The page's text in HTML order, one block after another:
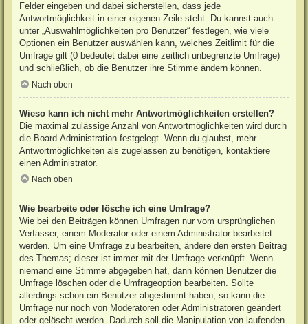
Felder eingeben und dabei sicherstellen, dass jede
Antwortmöglichkeit in einer eigenen Zeile steht. Du kannst auch
unter „Auswahlmöglichkeiten pro Benutzer“ festlegen, wie viele
Optionen ein Benutzer auswählen kann, welches Zeitlimit für die
Umfrage gilt (0 bedeutet dabei eine zeitlich unbegrenzte Umfrage)
und schließlich, ob die Benutzer ihre Stimme ändern können.
Nach oben
Wieso kann ich nicht mehr Antwortmöglichkeiten erstellen?
Die maximal zulässige Anzahl von Antwortmöglichkeiten wird durch
die Board-Administration festgelegt. Wenn du glaubst, mehr
Antwortmöglichkeiten als zugelassen zu benötigen, kontaktiere
einen Administrator.
Nach oben
Wie bearbeite oder lösche ich eine Umfrage?
Wie bei den Beiträgen können Umfragen nur vom ursprünglichen
Verfasser, einem Moderator oder einem Administrator bearbeitet
werden. Um eine Umfrage zu bearbeiten, ändere den ersten Beitrag
des Themas; dieser ist immer mit der Umfrage verknüpft. Wenn
niemand eine Stimme abgegeben hat, dann können Benutzer die
Umfrage löschen oder die Umfrageoption bearbeiten. Sollte
allerdings schon ein Benutzer abgestimmt haben, so kann die
Umfrage nur noch von Moderatoren oder Administratoren geändert
oder gelöscht werden. Dadurch soll die Manipulation von laufenden